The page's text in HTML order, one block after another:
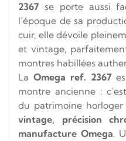
2367 se porte aussi
l’époque de sa
cuir, elle dévoile
et vintage,
montres habillées
La Omega ref. 2367
montre ancienne :
du patrimoine horloger
vintage, précision
manufacture Omega.